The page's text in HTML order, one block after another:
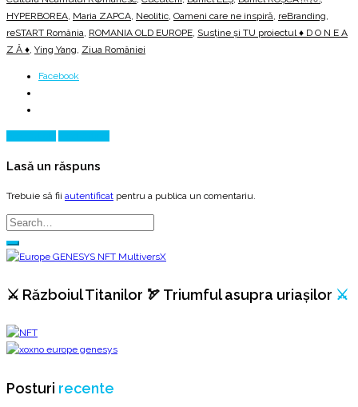
HYPERBOREA Maria ZAPCA Neolitic Oameni care ne inspiră reBranding
reSTART România ROMANIA OLD EUROPE Susține și TU proiectul ♦ D O N E A
Z Ă ♦ Ying Yang Ziua României
Facebook
Lasă un răspuns
Trebuie să fii autentificat pentru a publica un comentariu.
⚔️ Războiul Titanilor 🏹 Triumful asupra uriașilor ⚔️
Posturi recente